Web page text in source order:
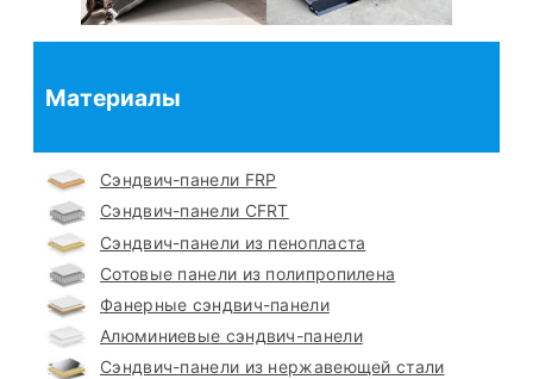
Материалы
Сэндвич-панели FRP
Сэндвич-панели CFRT
Сэндвич-панели из пенопласта
Сотовые панели из полипропилена
Фанерные сэндвич-панели
Алюминиевые сэндвич-панели
Сэндвич-панели из нержавеющей стали